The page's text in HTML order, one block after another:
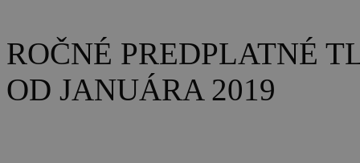
ROČNÉ PREDPLATNÉ
OD JANUÁRA 2019